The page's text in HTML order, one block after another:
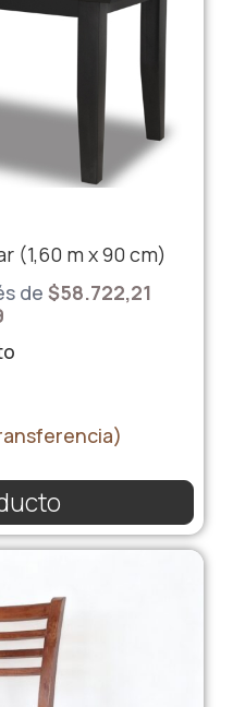
(1,60 m x 90 cm)
de $58.722,21